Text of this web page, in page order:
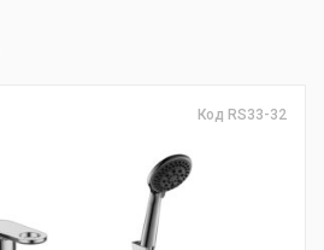
Код RS33-32